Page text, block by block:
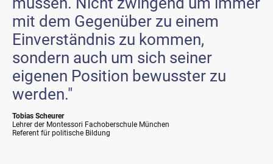
mit dem Gegenüber zu einem
Einverständnis zu kommen,
sondern auch um sich seiner
eigenen Position bewusster zu
werden."
Tobias Scheurer
Lehrer der Montessori Fachoberschule München
Referent für politische Bildung